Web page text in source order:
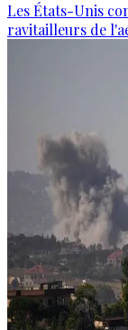
Les États-Unis
ravitailleurs de